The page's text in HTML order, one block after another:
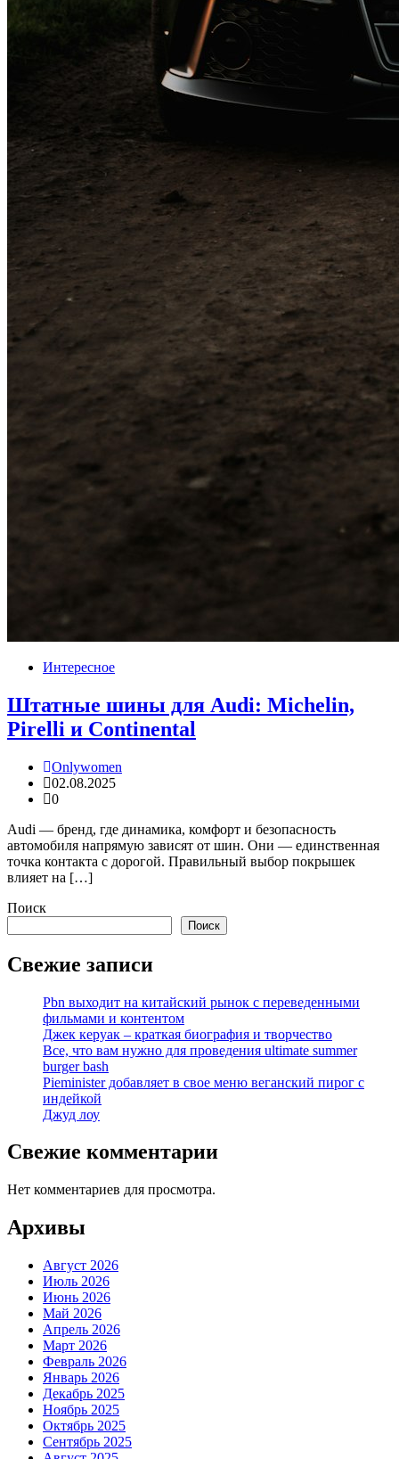
Интересное
Штатные шины для Audi: Michelin,
Pirelli и Continental
Onlywomen
02.08.2025
0
Audi — бренд, где динамика, комфорт и безопасность
автомобиля напрямую зависят от шин. Они — единственная
точка контакта с дорогой. Правильный выбор покрышек
влияет на […]
Поиск
Поиск
Свежие записи
Pbn выходит на китайский рынок с переведенными
фильмами и контентом
Джек керуак – краткая биография и творчество
Все, что вам нужно для проведения ultimate summer
burger bash
Pieminister добавляет в свое меню веганский пирог с
индейкой
Джуд лоу
Свежие комментарии
Нет комментариев для просмотра.
Архивы
Август 2026
Июль 2026
Июнь 2026
Май 2026
Апрель 2026
Март 2026
Февраль 2026
Январь 2026
Декабрь 2025
Ноябрь 2025
Октябрь 2025
Сентябрь 2025